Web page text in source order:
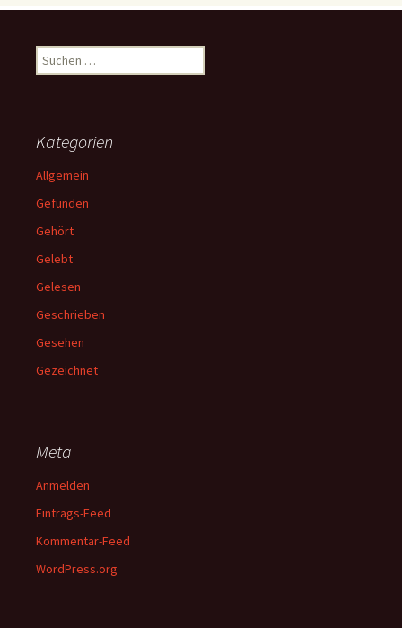
Suchen
nach:
Kategorien
Allgemein
Gefunden
Gehört
Gelebt
Gelesen
Geschrieben
Gesehen
Gezeichnet
Meta
Anmelden
Eintrags-Feed
Kommentar-Feed
WordPress.org